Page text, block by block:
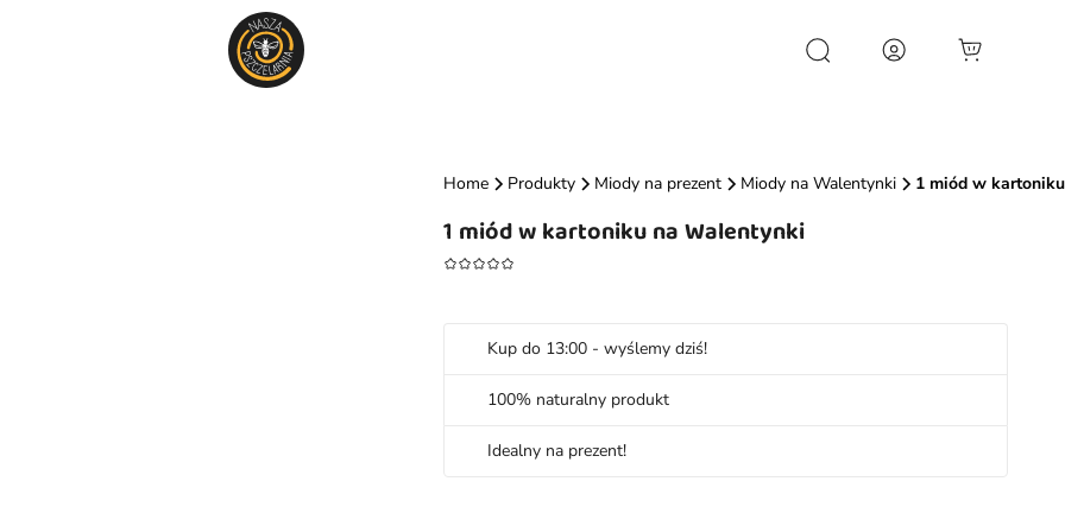
Wyszukiwarka
produktów
1 miód w kartoniku na Walentynki
Home Produkty Miody na prezent Miody na Walentynki 1 miód w
Kup do 13:00 - wyślemy dziś!
100% naturalny produkt
Idealny na prezent!